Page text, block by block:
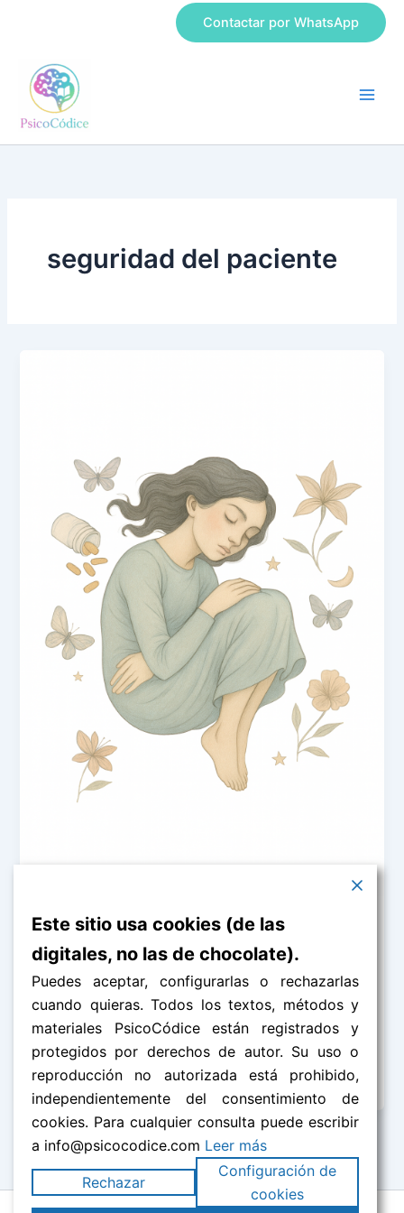
Contactar por WhatsApp
seguridad del paciente
Psicofármacos
Psicofármacos y sueño REM: la crisis
silenciosa que nadie te cuenta
admin/septiembre 24, 2025
Por Cristina Fernández Montes “No es que los
psicofármacos sean malos; es que alteran cómo
dormimos, sentimos y procesamos nuestra […]
Este sitio usa cookies (de las
digitales, no las de chocolate).
Puedes aceptar, configurarlas o rechazarlas
cuando quieras. Todos los textos, métodos y
materiales PsicoCódice están registrados y
protegidos por derechos de autor. Su uso o
reproducción no autorizada está prohibido,
independientemente del consentimiento de
cookies. Para cualquier consulta puede escribir
a info@psicocodice.com Leer más
Rechazar
Configuración de
cookies